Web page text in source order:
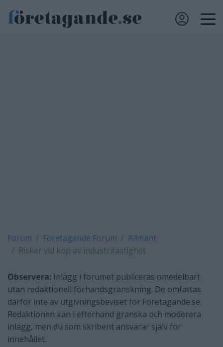
Forum Företagande Forum
Allmänt
Risker vid köp av industrifastighet
Observera: Inlägg i forumet publiceras omedelbart
utan redaktionell förhandsgranskning. De omfattas
därför inte av utgivningsbeviset för Företagande.se.
Redaktionen kan i efterhand granska och moderera
inlägg, men du som skribent ansvarar själv för
innehållet.